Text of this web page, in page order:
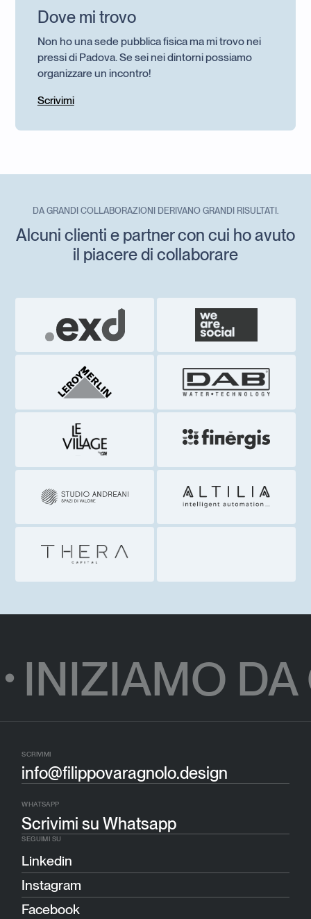
Dove mi trovo
Non ho una sede pubblica fisica ma mi trovo nei
pressi di Padova. Se sei nei dintorni possiamo
organizzare un incontro!
Scrivimi
DA GRANDI COLLABORAZIONI DERIVANO GRANDI RISULTATI.
Alcuni clienti e partner con cui ho avuto
il piacere di collaborare
● INIZIAMO DA
SCRIVIMI
info@filippovaragnolo.design
WHATSAPP
Scrivimi su Whatsapp
SEGUIMI SU
Linkedin
Instagram
Facebook